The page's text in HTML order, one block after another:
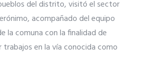
del distrito, visitó el sector
acompañado del equipo
la comuna con la finalidad de
trabajos en la vía conocida como